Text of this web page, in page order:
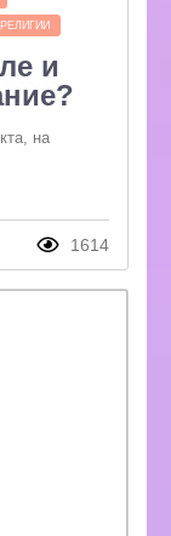
и
на
1614